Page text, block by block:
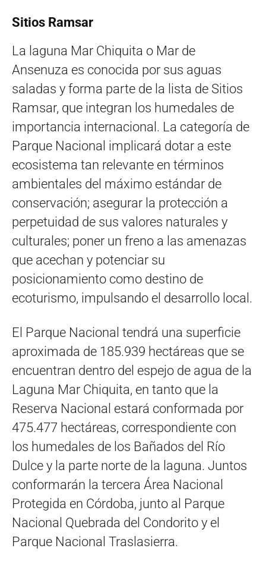
Sitios Ramsar
La laguna Mar Chiquita o Mar de
Ansenuza es conocida por sus aguas
saladas y forma parte de la lista de Sitios
Ramsar, que integran los humedales de
importancia internacional. La categoría de
Parque Nacional implicará dotar a este
ecosistema tan relevante en términos
ambientales del máximo estándar de
conservación; asegurar la protección a
perpetuidad de sus valores naturales y
culturales; poner un freno a las amenazas
que acechan y potenciar su
posicionamiento como destino de
ecoturismo, impulsando el desarrollo local.
El Parque Nacional tendrá una superficie
aproximada de 185.939 hectáreas que se
encuentran dentro del espejo de agua de la
Laguna Mar Chiquita, en tanto que la
Reserva Nacional estará conformada por
475.477 hectáreas, correspondiente con
los humedales de los Bañados del Río
Dulce y la parte norte de la laguna. Juntos
conformarán la tercera Área Nacional
Protegida en Córdoba, junto al Parque
Nacional Quebrada del Condorito y el
Parque Nacional Traslasierra.